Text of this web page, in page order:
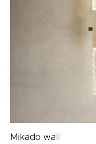
Mikado wall